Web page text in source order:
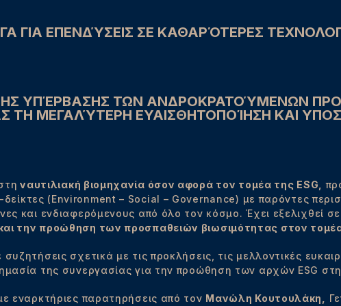
ΓΙΑ ΕΠΕΝΔΎΣΕΙΣ ΣΕ ΚΑΘΑΡΌΤΕΡΕΣ
ΥΠΈΡΒΑΣΗΣ ΤΩΝ ΑΝΔΡΟΚΡΑΤΟΎΜΕΝΩΝ
ΤΗ ΜΕΓΑΛΎΤΕΡΗ ΕΥΑΙΣΘΗΤΟΠΟΊΗΣΗ ΚΑΙ
ναυτιλιακή βιομηχανία όσον αφορά τον τομέα της ESG,
-δείκτες (Environment – Social – Governance) με παρόντες
και ενδιαφερόμενους από όλο τον κόσμο. Έχει εξελιχθεί σε
την προώθηση των προσπαθειών βιωσιμότητας στον τομέα
σχετικά με τις προκλήσεις, τις μελλοντικές
της συνεργασίας για την προώθηση των αρχών ESG στη
εναρκτήριες παρατηρήσεις από τον Μανώλη Κουτουλάκη,